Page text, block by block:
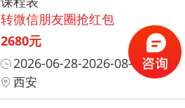
转微信朋友圈抢红包
2680元
2026-06-28-2026-08-31
西安